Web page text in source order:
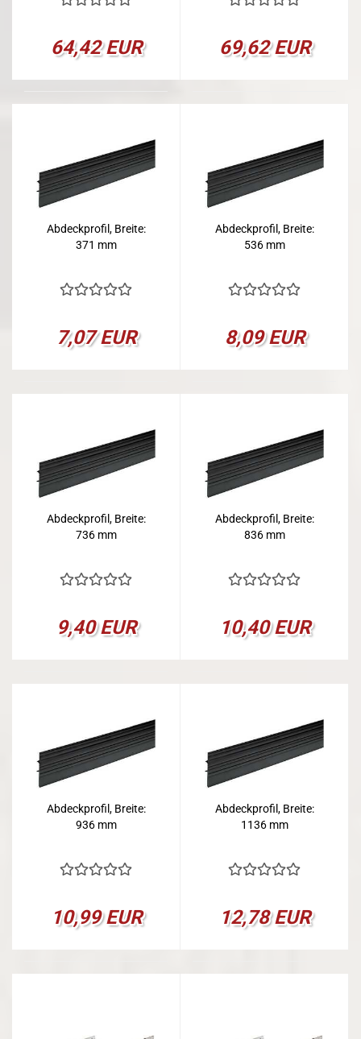
64,42 EUR 69,62 EUR
Abdeckprofil, Breite:
371 mm
7,07 EUR
Abdeckprofil, Breite:
536 mm
8,09 EUR
Abdeckprofil, Breite:
736 mm
9,40 EUR
Abdeckprofil, Breite:
836 mm
10,40 EUR
Abdeckprofil, Breite:
936 mm
10,99 EUR
Abdeckprofil, Breite:
1136 mm
12,78 EUR